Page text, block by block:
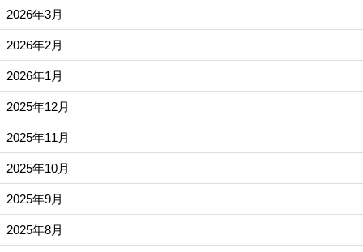
2026年3月
2026年2月
2026年1月
2025年12月
2025年11月
2025年10月
2025年9月
2025年8月